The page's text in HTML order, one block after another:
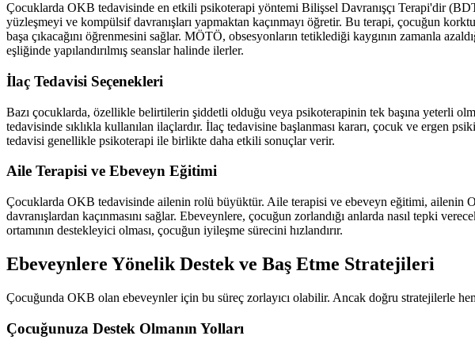
Çocuklarda OKB tedavisinde en etkili psikoterapi yöntemi Bilişsel Davranışçı Terapi'dir
yüzleşmeyi ve kompülsif davranışları yapmaktan kaçınmayı öğretir. Bu terapi, çocuğun
başa çıkacağını öğrenmesini sağlar. MÖTÖ, obsesyonların tetiklediği kaygının zamanla
eşliğinde yapılandırılmış seanslar halinde ilerler.
İlaç Tedavisi Seçenekleri
Bazı çocuklarda, özellikle belirtilerin şiddetli olduğu veya psikoterapinin tek başına yeterli
tedavisinde sıklıkla kullanılan ilaçlardır. İlaç tedavisine başlanması kararı, çocuk ve ergen
tedavisi genellikle psikoterapi ile birlikte daha etkili sonuçlar verir.
Aile Terapisi ve Ebeveyn Eğitimi
Çocuklarda OKB tedavisinde ailenin rolü büyüktür. Aile terapisi ve ebeveyn eğitimi, ailenin
davranışlardan kaçınmasını sağlar. Ebeveynlere, çocuğun zorlandığı anlarda nasıl tepki
ortamının destekleyici olması, çocuğun iyileşme sürecini hızlandırır.
Ebeveynlere Yönelik Destek ve Baş Etme Stratejileri
Çocuğunda OKB olan ebeveynler için bu süreç zorlayıcı olabilir. Ancak doğru stratejilerle
Çocuğunuza Destek Olmanın Yolları